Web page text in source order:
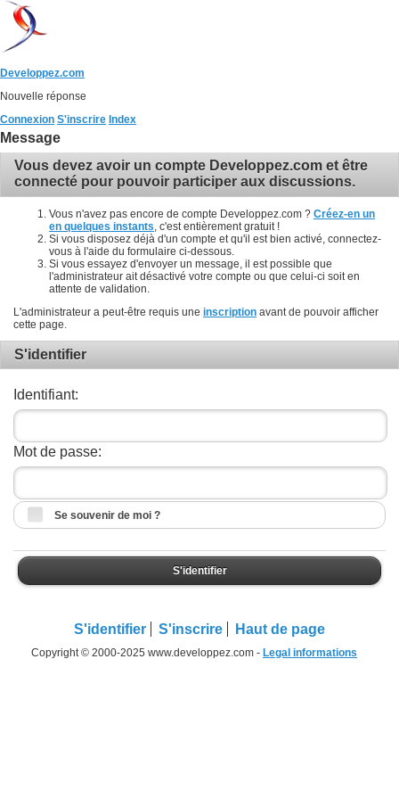
Developpez.com
Nouvelle réponse
Connexion S'inscrire Index
Message
Vous devez avoir un compte Developpez.com et être
connecté pour pouvoir participer aux discussions.
Vous n'avez pas encore de compte Developpez.com ? Créez-en un
en quelques instants , c'est entièrement gratuit !
Si vous disposez déjà d'un compte et qu'il est bien activé, connectez-
vous à l'aide du formulaire ci-dessous.
Si vous essayez d'envoyer un message, il est possible que
l'administrateur ait désactivé votre compte ou que celui-ci soit en
attente de validation.
L'administrateur a peut-être requis une inscription avant de pouvoir afficher
cette page.
S'identifier
Identifiant:
Mot de passe:
Se souvenir de moi ?
S'identifier
S'identifier S'inscrire Haut de page
Copyright © 2000-2025 www.developpez.com - Legal informations